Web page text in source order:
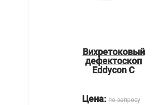
Вихретоковый
дефектоскоп
Eddycon C
Цена:по запросу